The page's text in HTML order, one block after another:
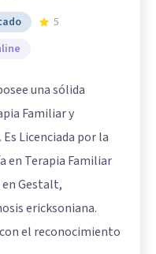
5
una sólida
Familiar y
Licenciada por la
en Terapia Familiar
Gestalt,
ericksoniana.
el reconocimiento